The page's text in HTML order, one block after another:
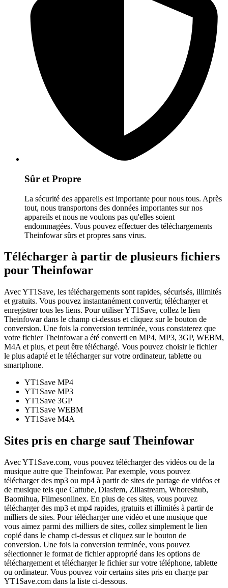
Sûr et Propre
La sécurité des appareils est importante pour nous tous. Après
tout, nous transportons des données importantes sur nos
appareils et nous ne voulons pas qu'elles soient
endommagées. Vous pouvez effectuer des téléchargements
Theinfowar sûrs et propres sans virus.
Télécharger à partir de plusieurs fichiers
pour Theinfowar
Avec YT1Save, les téléchargements sont rapides, sécurisés, illimités
et gratuits. Vous pouvez instantanément convertir, télécharger et
enregistrer tous les liens. Pour utiliser YT1Save, collez le lien
Theinfowar dans le champ ci-dessus et cliquez sur le bouton de
conversion. Une fois la conversion terminée, vous constaterez que
votre fichier Theinfowar a été converti en MP4, MP3, 3GP, WEBM,
M4A et plus, et peut être téléchargé. Vous pouvez choisir le fichier
le plus adapté et le télécharger sur votre ordinateur, tablette ou
smartphone.
YT1Save MP4
YT1Save MP3
YT1Save 3GP
YT1Save WEBM
YT1Save M4A
Sites pris en charge sauf Theinfowar
Avec YT1Save.com, vous pouvez télécharger des vidéos ou de la
musique autre que Theinfowar. Par exemple, vous pouvez
télécharger des mp3 ou mp4 à partir de sites de partage de vidéos et
de musique tels que Cattube, Diasfem, Zillastream, Whoreshub,
Baomihua, Filmesonlinex. En plus de ces sites, vous pouvez
télécharger des mp3 et mp4 rapides, gratuits et illimités à partir de
milliers de sites. Pour télécharger une vidéo et une musique que
vous aimez parmi des milliers de sites, collez simplement le lien
copié dans le champ ci-dessus et cliquez sur le bouton de
conversion. Une fois la conversion terminée, vous pouvez
sélectionner le format de fichier approprié dans les options de
téléchargement et télécharger le fichier sur votre téléphone, tablette
ou ordinateur. Vous pouvez voir certains sites pris en charge par
YT1Save.com dans la liste ci-dessous.